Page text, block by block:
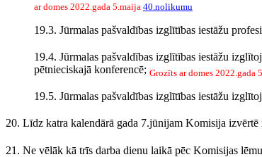
ar domes 2022.gada 5.maija 40.nolikumu
19.3. Jūrmalas pašvaldības izglītības iestāžu
19.4. Jūrmalas pašvaldības izglītības iestāžu
pētnieciskajā konferencē; Grozīts ar domes 2022.gada
19.5. Jūrmalas pašvaldības izglītības iestāžu
20. Līdz katra kalendārā gada 7.jūnijam Komisija
21. Ne vēlāk kā trīs darba dienu laikā pēc Komisijas